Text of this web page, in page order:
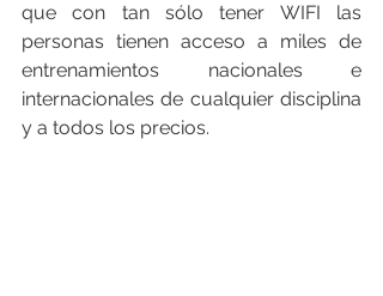
que con tan sólo tener WIFI las
personas tienen acceso a miles de
entrenamientos nacionales e
internacionales de cualquier disciplina
y a todos los precios.